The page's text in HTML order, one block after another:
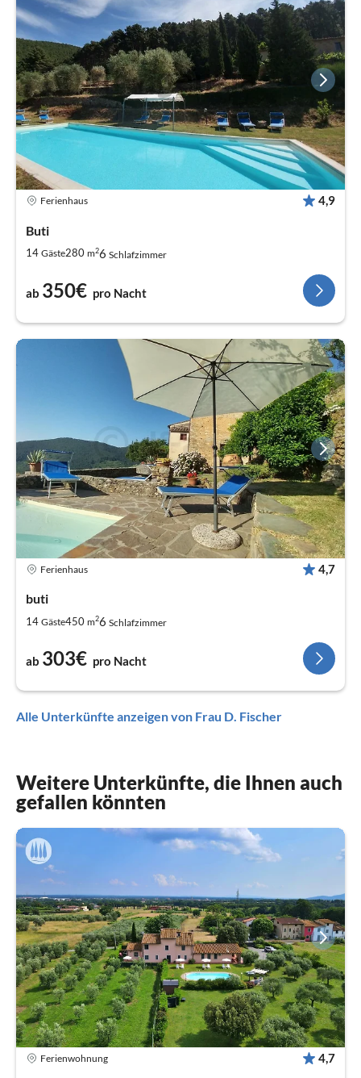
Ferienhaus 4,9
Buti
14 Gäste280 m26 Schlafzimmer
ab 350€ pro Nacht
Ferienhaus 4,7
buti
14 Gäste450 m26 Schlafzimmer
ab 303€ pro Nacht
Alle Unterkünfte anzeigen von Frau D. Fischer
Weitere Unterkünfte, die Ihnen auch
gefallen könnten
Ferienwohnung 4,7